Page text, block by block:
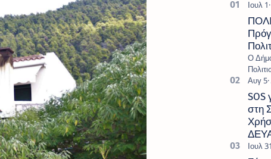
Ο
και
SOS
στη